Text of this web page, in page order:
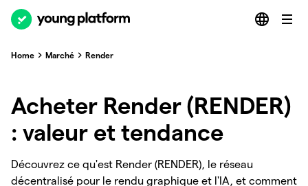
Home Marché Render
Acheter Render (RENDER)
: valeur et tendance
Découvrez ce qu'est Render (RENDER), le réseau
décentralisé pour le rendu graphique et l'IA, et comment